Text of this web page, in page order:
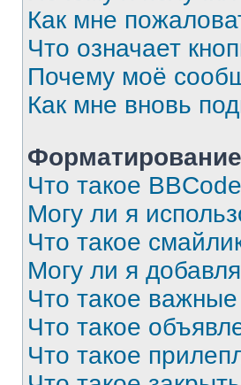
Как мне
Что означает
Почему моё
Как мне вновь
Что такое
Могу ли я
Что такое
Могу ли я
Что такое
Что такое
Что такое